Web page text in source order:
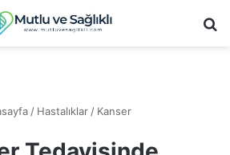
/ Hastalıklar/ Kanser